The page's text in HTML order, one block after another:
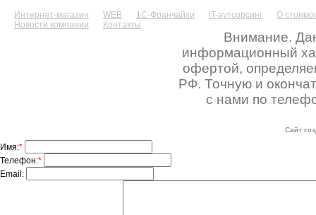
Интернет-магазин WEB 1С-Франчайзи IT-аутсорсинг
О
Новости компании
Контакты
Внимание.
информационный
офертой,
РФ. Точную и
с нами по
Сайт
Имя:*
Телефон:*
Email: